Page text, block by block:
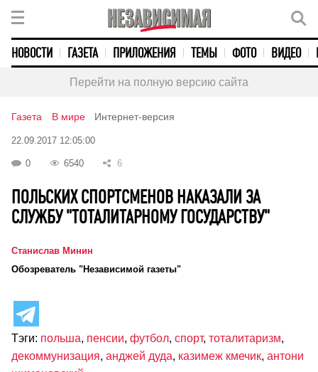
НОВОСТИ ГАЗЕТА ПРИЛОЖЕНИЯ ТЕМЫ ФОТО ВИДЕО
Перейти на полную версию сайта
Газета В мире Интернет-версия
22.09.2017 12:05:00
0 6540 6
ПОЛЬСКИХ СПОРТСМЕНОВ НАКАЗАЛИ ЗА
СЛУЖБУ "ТОТАЛИТАРНОМУ ГОСУДАРСТВУ"
Станислав Минин
Обозреватель "Независимой газеты"
Тэги: польша, пенсии, футбол, спорт, тоталитаризм,
декоммунизация, анджей дуда, казимеж кмечик, антони